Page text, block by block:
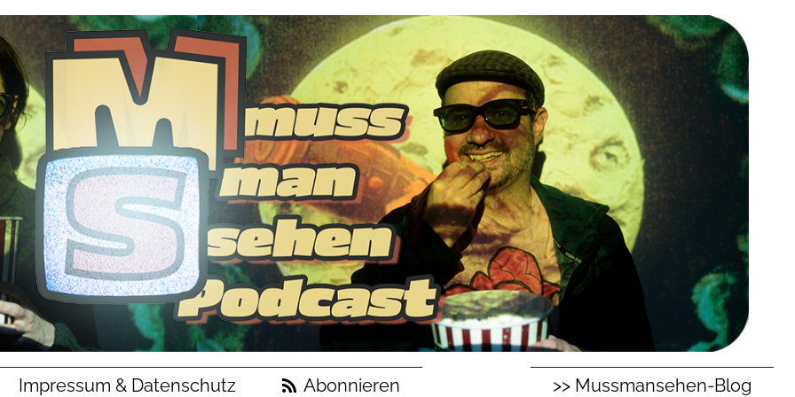
Impressum & Datenschutz Abonnieren >> Mussmansehen-Blog